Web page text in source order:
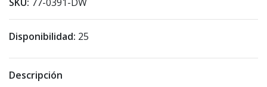
Disponibilidad: 25
Descripción